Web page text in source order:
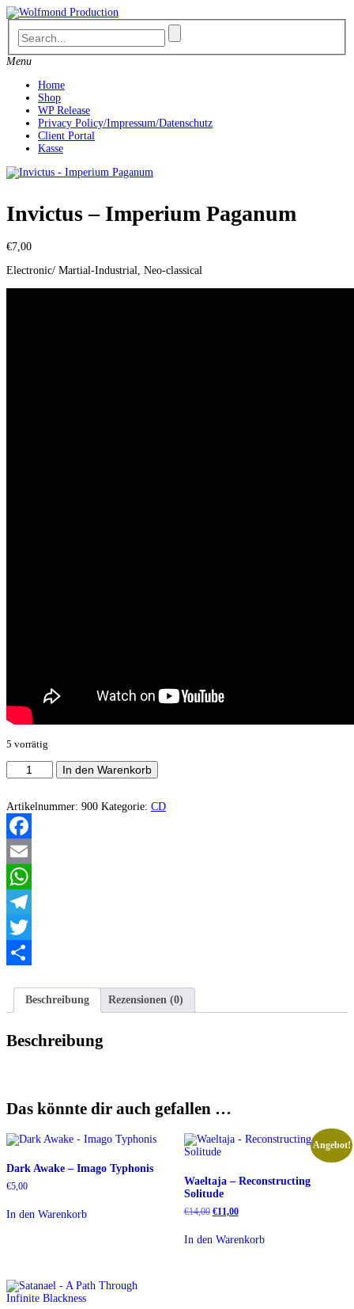
Skip
to
content
Menu
Home
Shop
WP Release
Privacy Policy/Impressum/Datenschutz
Client Portal
Kasse
Invictus – Imperium Paganum
€7,00
Electronic/ Martial-Industrial, Neo-classical
5 vorrätig
Invictus
-
Paganum
Menge
In den Warenkorb
Artikelnummer: 900 Kategorie: CD
Facebook
Email
WhatsApp
Telegram
Twitter
Beschreibung
Rezensionen (0)
Beschreibung
Das könnte dir auch gefallen …
Dark Awake – Imago Typhonis
€5,00
In den Warenkorb
Angebot!
Waeltaja – Reconstructing
Solitude
€14,00 Ursprünglicher
war:
€14,00
€11,00Aktueller
ist:
€11,00.
In den Warenkorb